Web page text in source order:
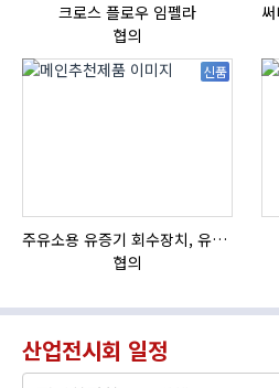
크로스 플로우 임펠라
협의
신품
주유소용 유증기 회수장치, 유증기 회수장치, 방폭형, 방폭형 유증기 회수장치
협의
산업전시회 일정